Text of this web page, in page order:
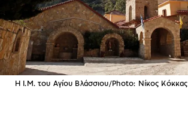
Η Ι.Μ. του Αγίου Βλάσσιου/Photo: Νίκος Κόκκας